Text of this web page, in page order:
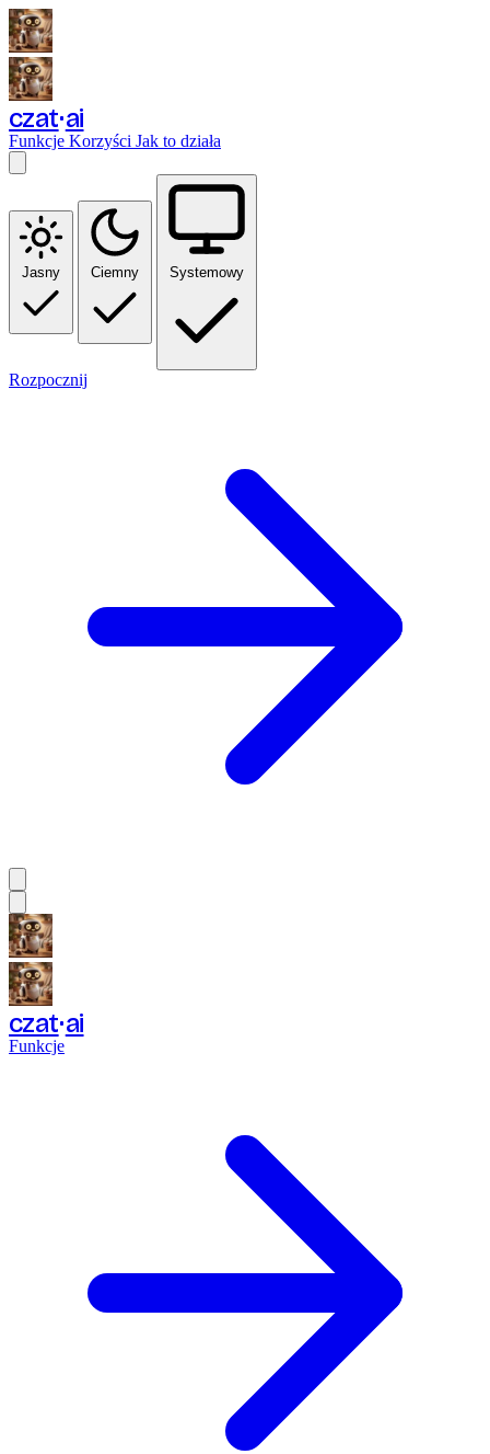
czat ai
Funkcje Korzyści Jak to działa
Jasny Ciemny Systemowy
Rozpocznij
czat ai
Funkcje